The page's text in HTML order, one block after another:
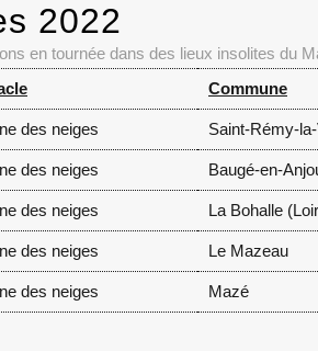
2022
en tournée dans des lieux insolites du
Commune
des neiges Saint-Rémy-
des neiges Baugé-en-
des neiges La Bohalle
des neiges Le Mazeau
des neiges Mazé